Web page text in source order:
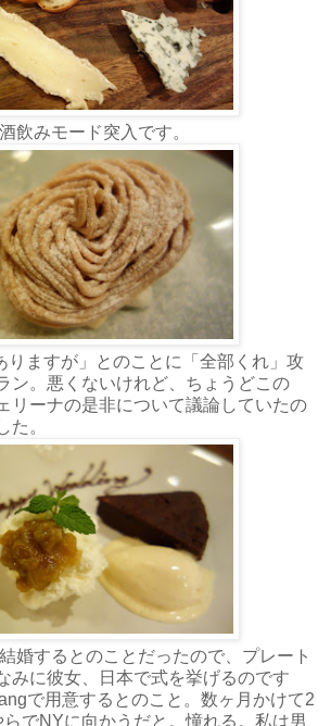
飲みモード突入です。
りますが」とのことに「全部くれ」攻
ン。悪くないけれど、ちょうどこの
リーナの是非について議論していたの
た。
婚するとのことだったので、プレート
みに彼女、日本で式を挙げるのです
で用意するとのこと。数ヶ月かけて2
でNYに向かうだと。憧れる。私は男